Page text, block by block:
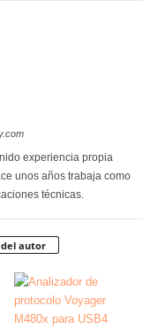
experiencia propia
unos años trabaja como
técnicas.
del autor